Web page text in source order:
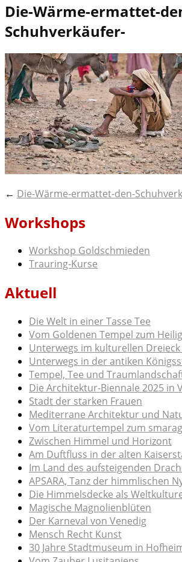
Die-Wärme-ermattet-
Schuhverkäufer-
Post
navigation
← Die-Wärme-ermattet-den-
Workshops
Workshop Goldschmieden
Trauring-Kurse
Aktuell
Die Welt in einer Tasse Tee
Vom Goldenen Tempel zum
Unterwegs im kulturellen Dreieck
Unterwegs in der antiken
Tempel, Tee und
Die Architektur-Biennale 2025 in
Stadt der starken Frauen
Mediterrane Architektur und
Vom Literaturtempel zum
Zwischen Himmel und Horizont
Am Duftfluss in der alten
Im Land des aufsteigenden
APSARA, Tanz der himmlischen
Die Himmelsdecke als
Magische Magnolienblüten
Der Karneval von Venedig
Mensch Recht Kunst
30 Jahre Stadtmuseum in